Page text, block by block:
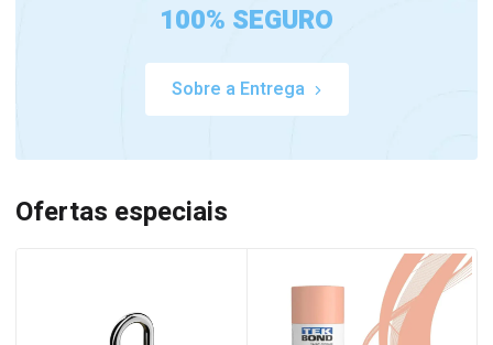
100% SEGURO
Sobre a Entrega
Ofertas especiais